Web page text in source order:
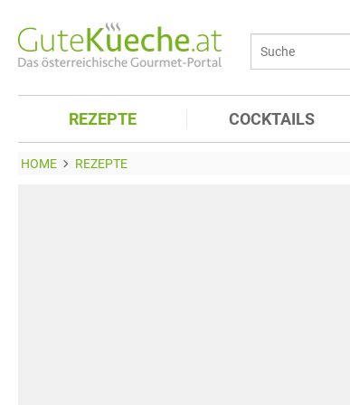
REZEPTE COCKTAILS
HOME REZEPTE